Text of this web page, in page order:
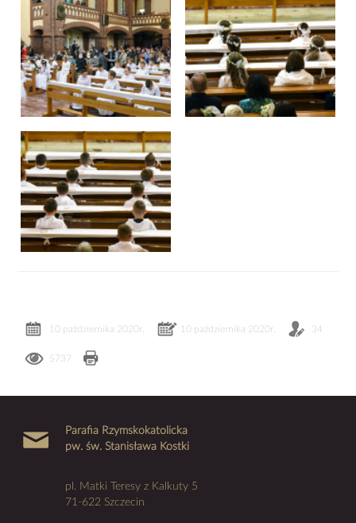
10 października 2020r. 10 października 2020r. 34
5737
Parafia Rzymskokatolicka
pw. św. Stanisława Kostki
pl. Matki Teresy z Kalkuty 5
71-622 Szczecin